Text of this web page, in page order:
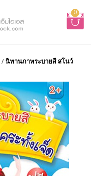
0
/นิทานภาพระบายสี สโนว์